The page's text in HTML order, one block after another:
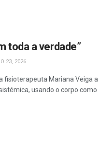
toda a verdade”
23, 2026
fisioterapeuta Mariana Veiga a
usando o corpo como